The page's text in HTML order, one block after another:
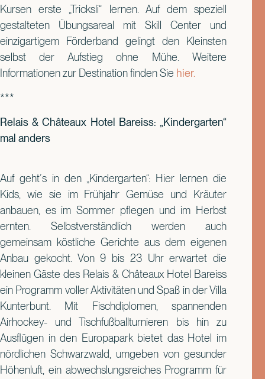
Kursen erste „Tricksli“ lernen. Auf dem speziell
gestalteten Übungsareal mit Skill Center und
einzigartigem Förderband gelingt den Kleinsten
selbst der Aufstieg ohne Mühe. Weitere
Informationen zur Destination finden Sie hier.
***
Relais & Châteaux Hotel Bareiss: „Kindergarten“
mal anders
Auf geht´s in den „Kindergarten“: Hier lernen die
Kids, wie sie im Frühjahr Gemüse und Kräuter
anbauen, es im Sommer pflegen und im Herbst
ernten. Selbstverständlich werden auch
gemeinsam köstliche Gerichte aus dem eigenen
Anbau gekocht. Von 9 bis 23 Uhr erwartet die
kleinen Gäste des Relais & Châteaux Hotel Bareiss
ein Programm voller Aktivitäten und Spaß in der Villa
Kunterbunt. Mit Fischdiplomen, spannenden
Airhockey- und Tischfußballturnieren bis hin zu
Ausflügen in den Europapark bietet das Hotel im
nördlichen Schwarzwald, umgeben von gesunder
Höhenluft, ein abwechslungsreiches Programm für